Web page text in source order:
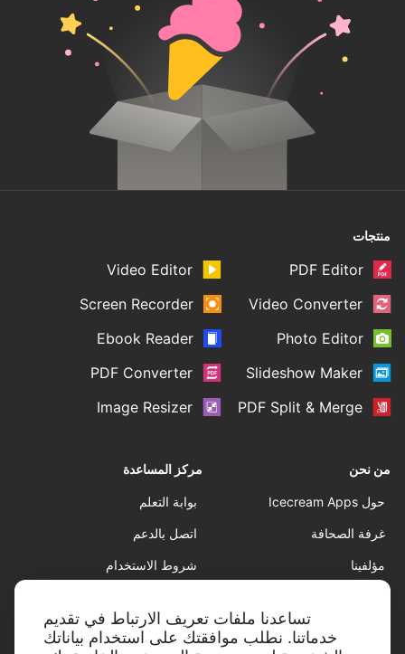
تساعدنا ملفات تعريف الارتباط في تقديم
خدماتنا. نطلب موافقتك على استخدام بياناتك
منتجات
PDF Editor
Video Editor
Video Converter
Screen Recorder
Photo Editor
Ebook Reader
Slideshow Maker
PDF Converter
PDF Split & Merge
Image Resizer
من نحن
حول Icecream Apps
غرفة الصحافة
مؤلفينا
مركز المساعدة
بوابة التعلم
اتصل بالدعم
شروط الاستخدام
سياسة الخصوصية